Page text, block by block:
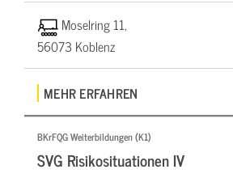
Moselring 11,
56073 Koblenz
MEHR ERFAHREN
BKrFQG Weiterbildungen (K1)
SVG Risikosituationen IV